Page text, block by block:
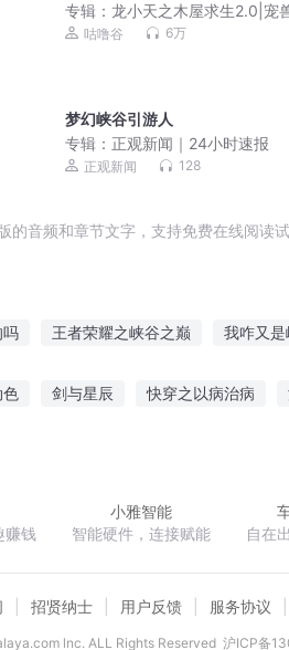
专辑：龙小天之木屋求生2.0|宠
成长|咕噜谷
咕噜谷 6万
梦幻峡谷引游人
专辑： 正观新闻｜24小时速报
正观新闻 128
音频和章节文字，支持免费在线阅读
吗 王者荣耀之峡谷之巅 我咋又
色 剑与星辰 快穿之以病治病
赚钱
小雅智能
智能硬件，连接赋能
自在
招贤纳士 用户反馈 服务协议
lnc. ALL Rights Reserved 沪ICP备